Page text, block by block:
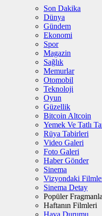
Son Dakika
Dünya
Gündem
Ekonomi
Spor
Magazin
Sağlık
Memurlar
Otomobil
Teknoloji
Oyun
Güzellik
Bitcoin Altcoin
Yemek Ve Tatlı
Rüya Tabirleri
Video Galeri
Foto Galeri
Haber Gönder
Sinema
Vizyondaki
Sinema Detay
Popüler
Haftanın Filmleri
Hava Durumu